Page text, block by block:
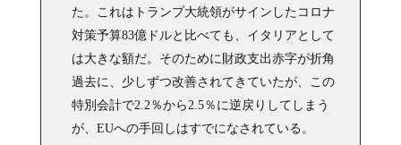
た。これはトランプ大統領がサインしたコロナ
対策予算83億ドルと比べても、イタリアとして
は大きな額だ。そのために財政支出赤字が折角
過去に、少しずつ改善されてきていたが、この
特別会計で2.2％から2.5％に逆戻りしてしまう
が、EUへの手回しはすでになされている。